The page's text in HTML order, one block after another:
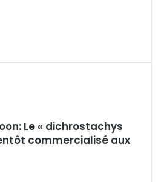
Le « dichrostachys
commercialisé aux